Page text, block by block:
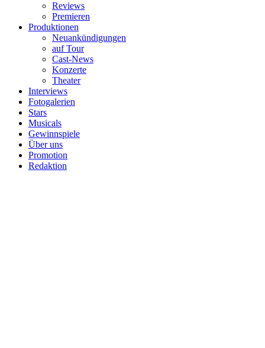
Reviews
Premieren
Produktionen
Neuankündigungen
auf Tour
Cast-News
Konzerte
Theater
Interviews
Fotogalerien
Stars
Musicals
Gewinnspiele
Über uns
Promotion
Redaktion